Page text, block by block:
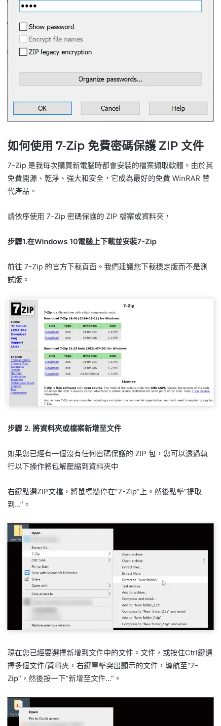
如何使用 7-Zip 免費密碼保護 ZIP 文件
7-Zip 是我每次購買新電腦時都會安裝的檔案擷取軟體。由於其
免費開源、乾淨、強大和安全，它成為最好的免費 WinRAR 替
代產品。
請依序使用 7-Zip 密碼保護的 ZIP 檔案或資料夾，
步驟1.在Windows 10電腦上下載並安裝7-Zip
前往 7-Zip 的官方下載頁面。我們建議您下載穩定版而不是測
試版。
步驟 2. 將資料夾或檔案新增至文件
如果您已經有一個沒有任何密碼保護的 ZIP 包，您可以透過執
行以下操作將包解壓縮到資料夾中
右鍵點選ZIP文檔，將鼠標懸停在“7-Zip”上。然後點擊“提取
到...”。
現在您已經要選擇新增到文件中的文件。文件，或按住Ctrl鍵選
擇多個文件/資料夾，右鍵單擊突出顯示的文件，導航至“7-
Zip”，然後按一下“新增至文件...”。